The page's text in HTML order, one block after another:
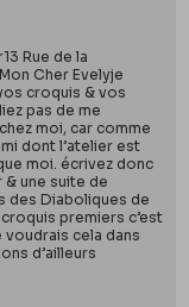
Rue de la
Cher Evelyje
croquis & vos
pas de me
moi, car comme
dont l’atelier est
moi. écrivez donc
une suite de
des Diaboliques de
premiers c’est
cela dans
d’ailleurs